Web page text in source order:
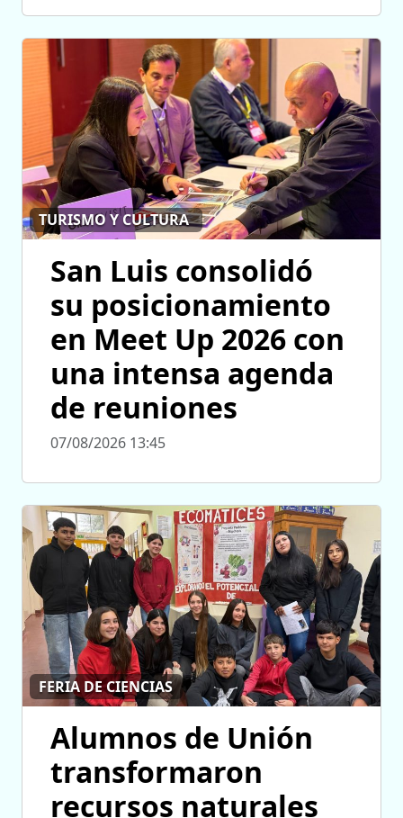
TURISMO Y CULTURA
San Luis consolidó
su posicionamiento
en Meet Up 2026 con
una intensa agenda
de reuniones
07/08/2026 13:45
FERIA DE CIENCIAS
Alumnos de Unión
transformaron
recursos naturales